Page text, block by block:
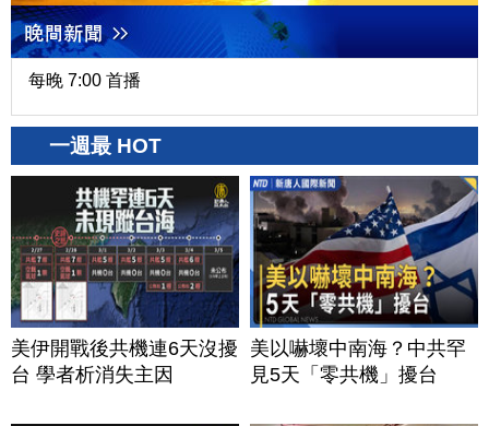
每晚 7:00 首播
一週最 HOT
美伊開戰後共機連6天沒擾
台 學者析消失主因
美以嚇壞中南海？中共罕
見5天「零共機」擾台